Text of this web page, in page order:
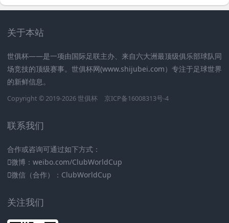
关于本站
世俱杯——是一项由国际足联主办、来自六大洲最顶级俱乐部球队同
场竞技的顶级赛事。世俱杯网(www.shijubei.com）专注于足球世界
的新鲜信息。
Copyright © 2019-2026 世俱杯 京ICP备16008313号-4
联系我们
合作或咨询可通过如下方式：
微博：weibo.com/ClubWorldCup
微信（合作）：ClubWorldCup
关注我们